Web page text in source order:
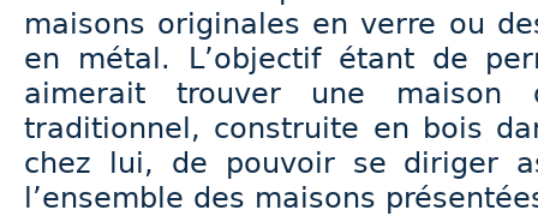
maisons originales en verre ou
en métal. L’objectif étant de
aimerait trouver une maison
traditionnel, construite en bois
chez lui, de pouvoir se diriger
l’ensemble des maisons